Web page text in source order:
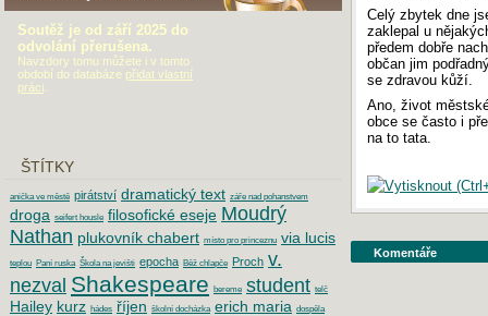
Celý zbytek dne
zaklepal u
předem dobře
občan jim
se zdravou kůží.
Ano, život
obce se často i
na to tata.
Komentáře
Soutěž je od září 2025 do
odvolání přerušena.
Navzdory tomu můžete i v tomto
období do databáze přidat vlastní
práci
ŠTÍTKY
anička ve městě pirátství dramatický text záře nad pohanstvem
droga seifert housle filosofické eseje Moudrý
Nathan plukovník chabert místo pro princeznu via lucis
teplou Paní ruska Škola na jevišti epocha Běž chlapče Proch v.
nezval Shakespeare bereme student telč
Hailey kurz hádes říjen školní docházka erich maria dospěla